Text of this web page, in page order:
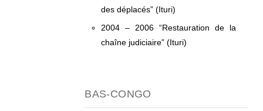
des déplacés” (Ituri)
2004 – 2006 “Restauration de la
chaîne judiciaire” (Ituri)
BAS-CONGO